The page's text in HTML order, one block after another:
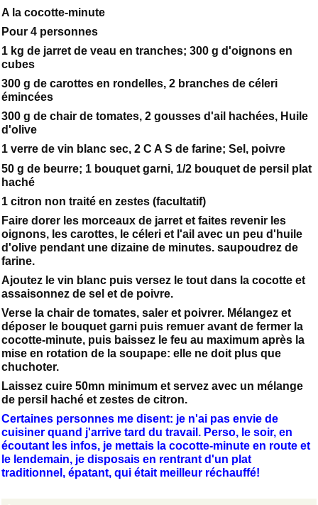
A la cocotte-minute
Pour 4 personnes
1 kg de jarret de veau en tranches; 300 g d'oignons en
cubes
300 g de carottes en rondelles, 2 branches de céleri
émincées
300 g de chair de tomates, 2 gousses d'ail hachées, Huile
d'olive
1 verre de vin blanc sec, 2 C A S de farine; Sel, poivre
50 g de beurre; 1 bouquet garni, 1/2 bouquet de persil plat
haché
1 citron non traité en zestes (facultatif)
Faire dorer les morceaux de jarret et faites revenir les
oignons, les carottes, le céleri et l'ail avec un peu d'huile
d'olive pendant une dizaine de minutes. saupoudrez de
farine.
Ajoutez le vin blanc puis versez le tout dans la cocotte et
assaisonnez de sel et de poivre.
Verse la chair de tomates, saler et poivrer. Mélangez et
déposer le bouquet garni puis remuer avant de fermer la
cocotte-minute, puis baissez le feu au maximum après la
mise en rotation de la soupape: elle ne doit plus que
chuchoter.
Laissez cuire 50mn minimum et servez avec un mélange
de persil haché et zestes de citron.
Certaines personnes me disent: je n'ai pas envie de
cuisiner quand j'arrive tard du travail. Perso, le soir, en
écoutant les infos, je mettais la cocotte-minute en route et
le lendemain, je disposais en rentrant d'un plat
traditionnel, épatant, qui était meilleur réchauffé!